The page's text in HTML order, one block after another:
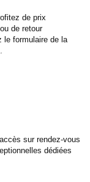
de prix
de retour
le formulaire de la
sur rendez-vous
dédiées